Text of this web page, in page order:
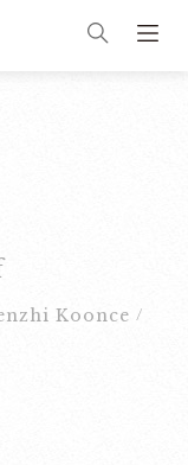
Koonce /